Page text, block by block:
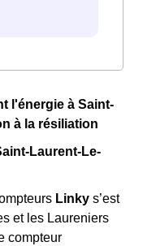
l'énergie à Saint-
à la résiliation
Laurent-Le-
Linky s’est
et les Laureniers
compteur